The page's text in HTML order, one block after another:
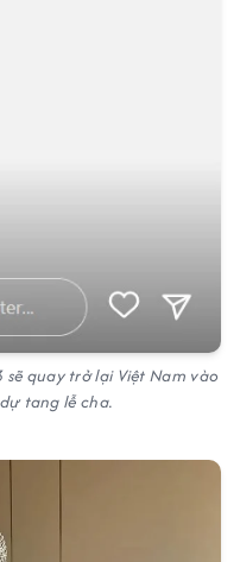
sẽ quay trở lại Việt Nam vào
tang lễ cha.